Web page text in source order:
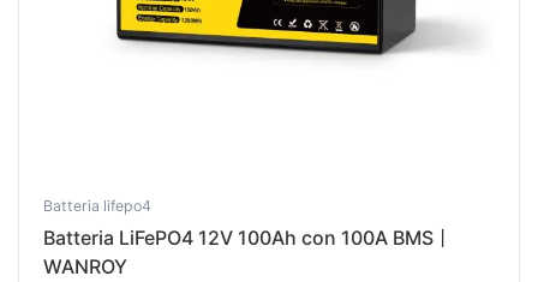
Batteria lifepo4
Batteria LiFePO4 12V 100Ah con 100A BMS丨
WANROY